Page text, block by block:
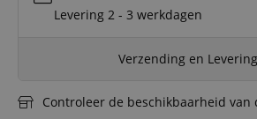
Levering 2 - 3 werkdagen
Verzending en Levering
Controleer de beschikbaarheid van